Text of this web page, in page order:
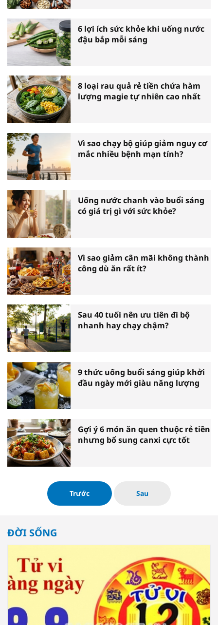
6 lợi ích sức khỏe khi uống nước
đậu bắp mỗi sáng
8 loại rau quả rẻ tiền chứa hàm
lượng magie tự nhiên cao nhất
Vì sao chạy bộ giúp giảm nguy cơ
mắc nhiều bệnh mạn tính?
Uống nước chanh vào buổi sáng
có giá trị gì với sức khỏe?
Vì sao giảm cân mãi không thành
công dù ăn rất ít?
Sau 40 tuổi nên ưu tiên đi bộ
nhanh hay chạy chậm?
9 thức uống buổi sáng giúp khởi
đầu ngày mới giàu năng lượng
Gợi ý 6 món ăn quen thuộc rẻ tiền
nhưng bổ sung canxi cực tốt
Trước Sau
ĐỜI SỐNG